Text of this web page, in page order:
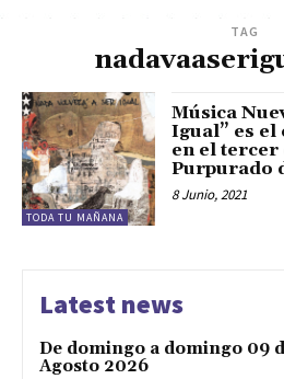
TAG
TODA TU MAÑANA
Música
Igual” es
en el tercer
Purpurado
8 Junio, 2021
Latest news
De domingo a domingo 09
Agosto 2026